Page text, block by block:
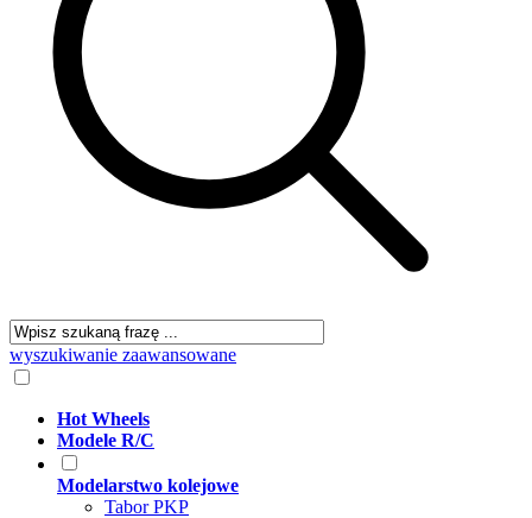
wyszukiwanie zaawansowane
Hot Wheels
Modele R/C
Modelarstwo kolejowe
Tabor PKP